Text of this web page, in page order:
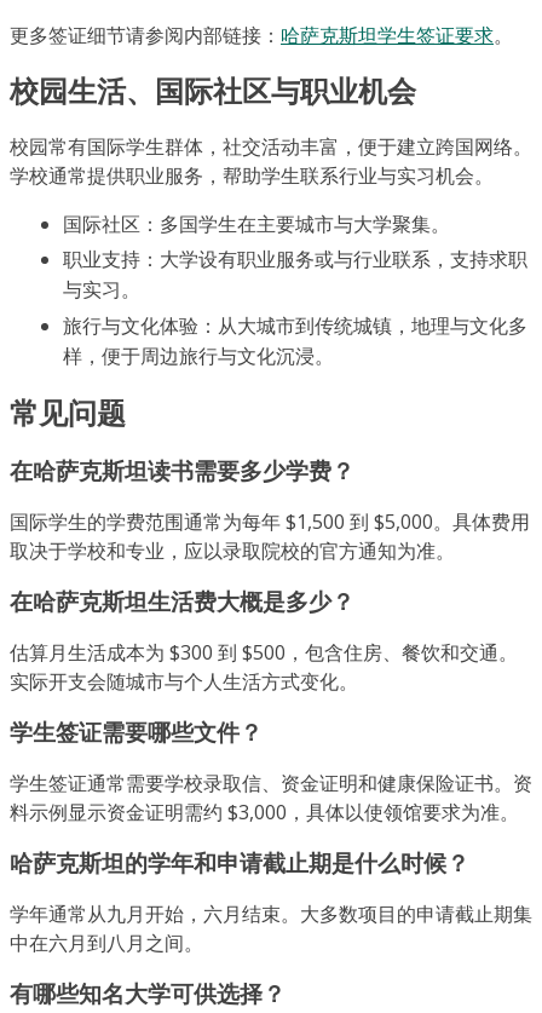
更多签证细节请参阅内部链接： 哈萨克斯坦学生签证要求。
校园生活、国际社区与职业机会
校园常有国际学生群体，社交活动丰富，便于建立跨国网络。
学校通常提供职业服务，帮助学生联系行业与实习机会。
国际社区：多国学生在主要城市与大学聚集。
职业支持：大学设有职业服务或与行业联系，支持求职
与实习。
旅行与文化体验：从大城市到传统城镇，地理与文化多
样，便于周边旅行与文化沉浸。
常见问题
在哈萨克斯坦读书需要多少学费？
国际学生的学费范围通常为每年 $1,500 到 $5,000。具体费用
取决于学校和专业，应以录取院校的官方通知为准。
在哈萨克斯坦生活费大概是多少？
估算月生活成本为 $300 到 $500，包含住房、餐饮和交通。
实际开支会随城市与个人生活方式变化。
学生签证需要哪些文件？
学生签证通常需要学校录取信、资金证明和健康保险证书。资
料示例显示资金证明需约 $3,000，具体以使领馆要求为准。
哈萨克斯坦的学年和申请截止期是什么时候？
学年通常从九月开始，六月结束。大多数项目的申请截止期集
中在六月到八月之间。
有哪些知名大学可供选择？